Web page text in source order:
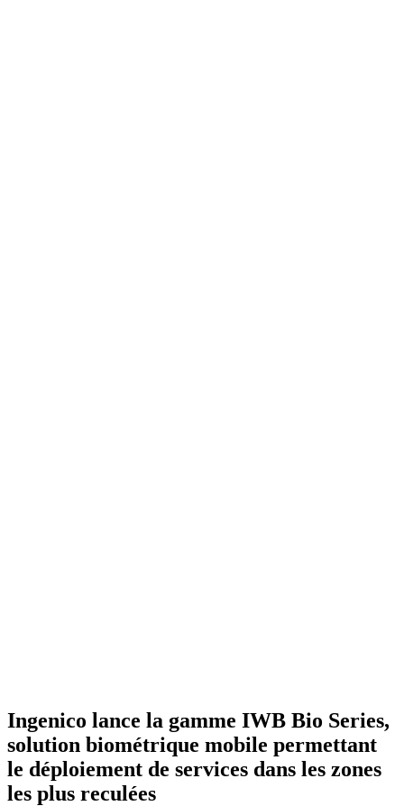
Ingenico lance la gamme IWB Bio Series,
solution biométrique mobile permettant
le déploiement de services dans les zones
les plus reculées